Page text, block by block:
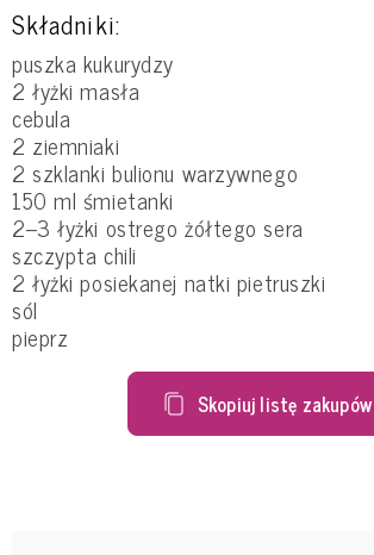
Składniki:
puszka kukurydzy
2 łyżki masła
cebula
2 ziemniaki
2 szklanki bulionu warzywnego
150 ml śmietanki
2–3 łyżki ostrego żółtego sera
szczypta chili
2 łyżki posiekanej natki pietruszki
sól
pieprz
Skopiuj listę zakupów